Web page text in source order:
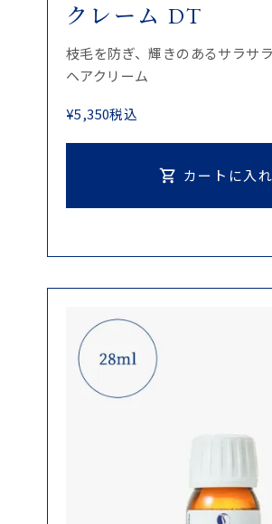
クレーム DT
枝毛を防ぎ、輝きのあるサラサ
ヘアクリーム
¥5,350税込
カートに入